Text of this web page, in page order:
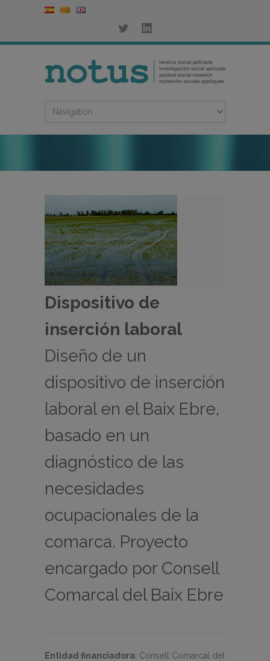
Dispositivo de
inserción laboral
Diseño de un
dispositivo de inserción
laboral en el Baix Ebre,
basado en un
diagnóstico de las
necesidades
ocupacionales de la
comarca. Proyecto
encargado por Consell
Comarcal del Baix Ebre
Entidad financiadora: Consell Comarcal del